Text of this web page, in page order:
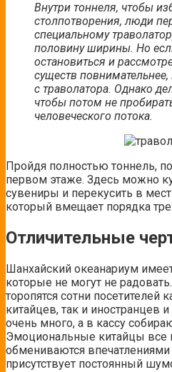
Внутри тоннеля, чтобы
столпотворения, люди
специальному
половину ширины. Но
остановиться и
существ
с траволатора. Однако
чтобы потом не
человеческого потока.
Пройдя полностью тоннель,
первом этаже. Здесь можно
сувениры и перекусить в
который вмещает порядка
Отличительные
Шанхайский океанариум
которые не могут не
торопятся сотни
китайцев, так и иностранцев
очень много, а в кассу
Эмоциональные китайцы все
обмениваются впечатлениями
присутствует постоянный